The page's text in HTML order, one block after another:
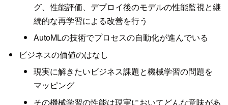
グ、性能評価、デプロイ後のモデルの性能監視と継
続的な再学習による改善を行う
AutoMLの技術でプロセスの自動化が進んでいる
ビジネスの価値のはなし
現実に解きたいビジネス課題と機械学習の問題を
マッピング
その機械学習の性能は現実においてどんな意味があ